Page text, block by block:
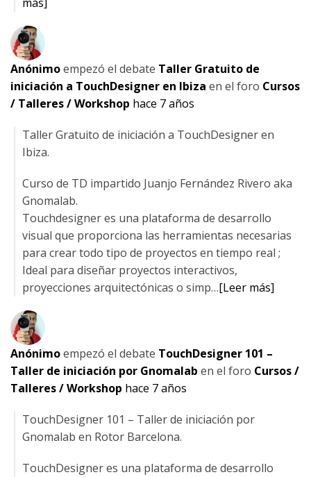
Anónimoempezó el debate Taller Gratuito de
iniciación a TouchDesigner en Ibiza en el foro Cursos
/ Talleres / Workshop hace 7 años
Taller Gratuito de iniciación a TouchDesigner en
Ibiza.
Curso de TD impartido Juanjo Fernández Rivero aka
Gnomalab.
Touchdesigner es una plataforma de desarrollo
visual que proporciona las herramientas necesarias
para crear todo tipo de proyectos en tiempo real ;
Ideal para diseñar proyectos interactivos,
proyecciones arquitectónicas o simp…[Leer más]
Anónimoempezó el debate TouchDesigner 101 –
Taller de iniciación por Gnomalab en el foro Cursos /
Talleres / Workshop hace 7 años
TouchDesigner 101 – Taller de iniciación por
Gnomalab en Rotor Barcelona.
TouchDesigner es una plataforma de desarrollo